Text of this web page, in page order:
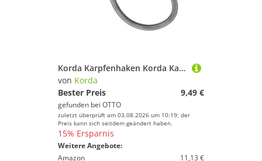
Korda Karpfenhaken Korda Kamakura Choddy Barbless Hooks - 10 Karpfenhaken
von Korda
Bester Preis
9,49 €
gefunden bei OTTO
zuletzt überprüft am 03.08.2026 um 10:19; der
Preis kann sich seitdem geändert haben.
15% Ersparnis
Weitere Angebote:
Amazon
11,13 €